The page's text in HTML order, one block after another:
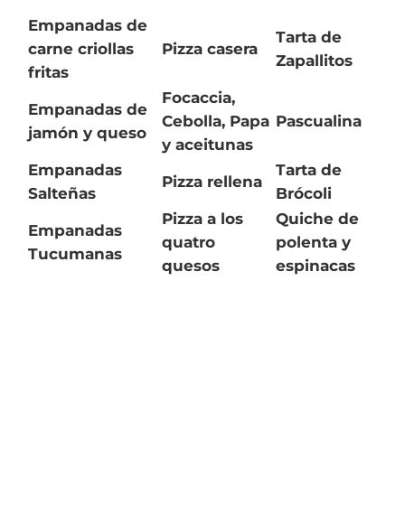
Empanadas de
carne criollas
fritas
Pizza casera
Tarta de
Zapallitos
Empanadas de
jamón y queso
Focaccia,
Cebolla, Papa
y aceitunas
Pascualina
Empanadas
Salteñas
Pizza rellena
Tarta de
Brócoli
Empanadas
Tucumanas
Pizza a los
quatro
quesos
Quiche de
polenta y
espinacas